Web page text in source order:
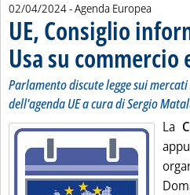
02/04/2024- Agenda Europea
UE, Consiglio
Usa su commercio
Parlamento discute legge sui
dell'agenda UE a cura di Sergio
La